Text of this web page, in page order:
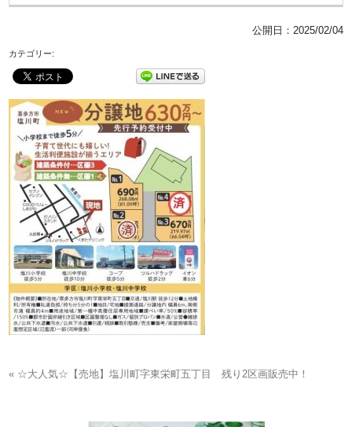
公開日： 2025/02/04
カテゴリー:
« ☆大人気☆【売地】塩川町字東栄町五丁目 残り2区画販売中！